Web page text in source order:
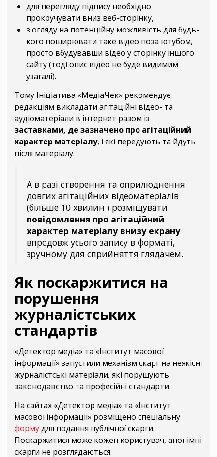
для перегляду підпису необхідно
прокручувати вниз веб-сторінку,
з огляду на потенційну можливість для будь-
кого поширювати таке відео поза ютубом,
просто вбудувавши відео у сторінку іншого
сайту (тоді опис відео не буде видимим
узагалі).
Тому Ініціатива «МедіаЧек» рекомендує
редакціям викладати агітаційні відео- та
аудіоматеріали в інтернет разом із
заставками, де зазначено про агітаційний
характер матеріалу, і які передують та йдуть
після матеріалу.
А в разі створення та оприлюднення
довгих агітаційних відеоматеріалів
(більше 10 хвилин ) розміщувати
повідомлення про агітаційний
характер матеріалу внизу екрану
впродовж усього запису в форматі,
зручному для сприйняття глядачем.
Як поскаржитися на
порушення
журналістських
стандартів
«Детектор медіа» та «Інститут масової
інформації» запустили механізм скарг на неякісні
журналістські матеріали, які порушують
законодавство та професійні стандарти.
На сайтах «Детектор медіа» та «Інститут
масової інформації» розміщено спеціальну
формудля подання публічної скарги.
Поскаржитися може кожен користувач, анонімні
скарги не розглядаються.